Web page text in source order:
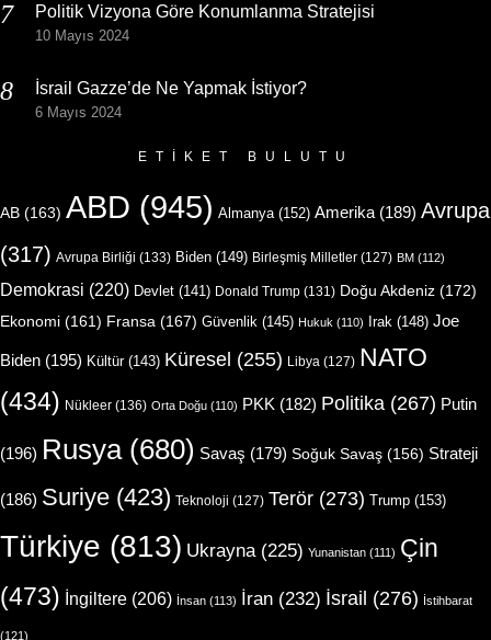
Politik Vizyona Göre Konumlanma Stratejisi
10 Mayıs 2024
İsrail Gazze’de Ne Yapmak İstiyor?
6 Mayıs 2024
ETIKET BULUTU
AB (163) ABD (945) Almanya(152) Amerika (189) Avrupa
(317) Avrupa Birliği (133) Biden (149) Birleşmiş Milletler (127) BM (112)
Demokrasi (220) Devlet (141) Donald Trump (131) Doğu Akdeniz (172)
Ekonomi (161) Fransa (167) Güvenlik (145) Hukuk (110) Irak (148) Joe
Biden (195) Kültür(143) Küresel (255) Libya (127) NATO
(434) Nükleer (136) Orta Doğu (110) PKK (182) Politika (267) Putin
(196) Rusya(680) Savaş (179) Soğuk Savaş (156) Strateji
(186) Suriye (423) Teknoloji (127) Terör (273) Trump (153)
Türkiye (813) Ukrayna(225) Yunanistan (111) Çin
(473) İngiltere (206) İnsan (113) İran (232) İsrail (276) İstihbarat
(121)